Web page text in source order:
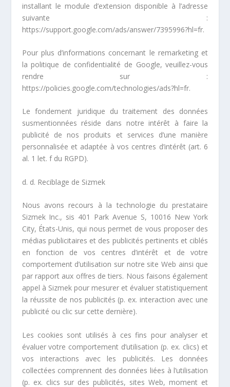
installant le module d’extension disponible à l’adresse
suivante :
https://support.google.com/ads/answer/7395996?hl=fr.
Pour plus d’informations concernant le remarketing et
la politique de confidentialité de Google, veuillez-vous
rendre sur :
https://policies.google.com/technologies/ads?hl=fr.
Le fondement juridique du traitement des données
susmentionnées réside dans notre intérêt à faire la
publicité de nos produits et services d’une manière
personnalisée et adaptée à vos centres d’intérêt (art. 6
al. 1 let. f du RGPD).
d. d. Reciblage de Sizmek
Nous avons recours à la technologie du prestataire
Sizmek Inc., sis 401 Park Avenue S, 10016 New York
City, États-Unis, qui nous permet de vous proposer des
médias publicitaires et des publicités pertinents et ciblés
en fonction de vos centres d’intérêt et de votre
comportement d’utilisation sur notre site Web ainsi que
par rapport aux offres de tiers. Nous faisons également
appel à Sizmek pour mesurer et évaluer statistiquement
la réussite de nos publicités (p. ex. interaction avec une
publicité ou clic sur cette dernière).
Les cookies sont utilisés à ces fins pour analyser et
évaluer votre comportement d’utilisation (p. ex. clics) et
vos interactions avec les publicités. Les données
collectées comprennent des données liées à l’utilisation
(p. ex. clics sur des publicités, sites Web, moment et